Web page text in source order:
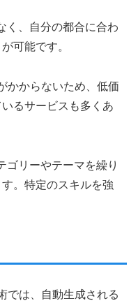
く、自分の都合に合わ
可能です。
かからないため、低価
るサービスも多くあ
ゴリーやテーマを繰り
。特定のスキルを強
では、自動生成される